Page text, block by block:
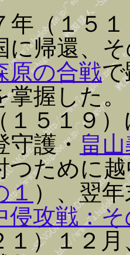
年（１５
に帰還、
原の合戦
掌握した。
１５１９
守護・ 畠
つために
１ ）、翌
侵攻戦：
１）１２